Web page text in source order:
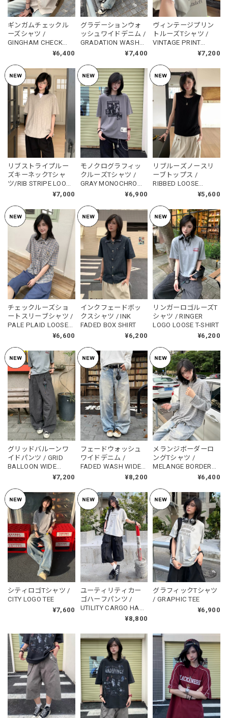
ギンガムチェックル
ーズシャツ /
GINGHAM CHECK
¥6,400
グラデーションウォ
ッシュワイドデニム /
GRADATION WASH
¥7,400
ヴィンテージプリン
トルーズTシャツ /
VINTAGE PRINT
LOOSE T-SHIRT¥7,200
リブストライプルー
ズキーネックTシャ
ツ/RIB STRIPE LOOSE
KEY NECK T-SHIRT¥7,000
モノクログラフィッ
クルーズTシャツ /
GRAY MONOCHROME
GRAPHIC LOOSE T-
¥6,900
リブルーズノースリ
ーブトップス /
RIBBED LOOSE
SLEEVELESS TOP¥5,600
チェックルーズショ
ートスリーブシャツ /
PALE PLAID LOOSE
SHORT SLEEVE SHIRT
¥6,600
インクフェードボッ
クスシャツ / INK
FADED BOX SHIRT
¥6,200
リンガーロゴルーズT
シャツ / RINGER
LOGO LOOSE T-SHIRT
¥6,200
グリッドバルーンワ
イドパンツ / GRID
BALLOON WIDE
¥7,200
フェードウォッシュ
ワイドデニム /
FADED WASH WIDE
¥8,200
メランジボーダーロ
ングTシャツ /
MELANGE BORDER
¥6,400
シティロゴTシャツ /
CITY LOGO TEE
¥7,600
ユーティリティカー
ゴハーフパンツ /
UTILITY CARGO HALF
¥8,800
グラフィックTシャツ
/ GRAPHIC TEE
¥6,900